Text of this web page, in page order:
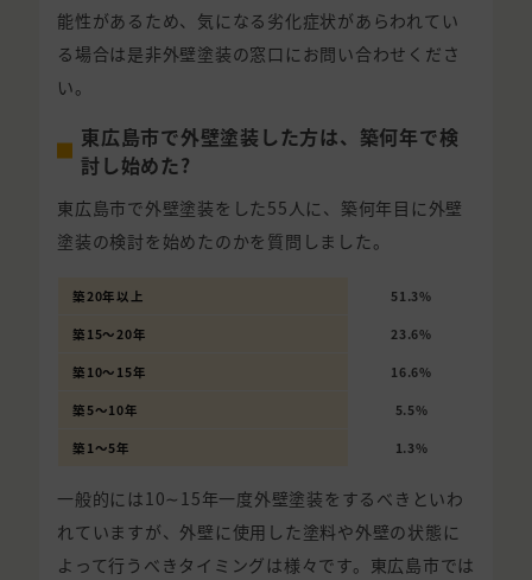
能性があるため、気になる劣化症状があらわれてい
る場合は是非外壁塗装の窓口にお問い合わせくださ
い。
東広島市で外壁塗装した方は、築何年で検
討し始めた?
東広島市で外壁塗装をした55人に、築何年目に外壁
塗装の検討を始めたのかを質問しました。
築20年以上 51.3%
築15〜20年 23.6%
築10〜15年 16.6%
築5〜10年 5.5%
築1〜5年 1.3%
一般的には10∼15年一度外壁塗装をするべきといわ
れていますが、外壁に使用した塗料や外壁の状態に
よって行うべきタイミングは様々です。東広島市では